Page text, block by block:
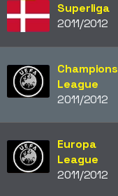
Superliga
2011/2012
Champions
League
2011/2012
Europa
League
2011/2012